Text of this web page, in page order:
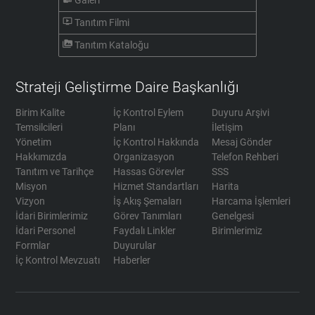
ondemand_video Tanıtım Filmi
perm_media Tanıtım Kataloğu
Strateji Geliştirme Daire Başkanlığı
Birim Kalite
Temsilcileri
Yönetim
Hakkımızda
Tanıtım ve Tarihçe
Misyon
Vizyon
İdari Birimlerimiz
İdari Personel
Formlar
İç Kontrol Mevzuatı
İç Kontrol Eylem
Planı
İç Kontrol Hakkında
Organizasyon
Hassas Görevler
Hizmet Standartları
İş Akış Şemaları
Görev Tanımları
Faydalı Linkler
Duyurular
Haberler
Duyuru Arşivi
İletişim
Mesaj Gönder
Telefon Rehberi
SSS
Harita
Harcama İşlemleri
Genelgesi
Birimlerimiz